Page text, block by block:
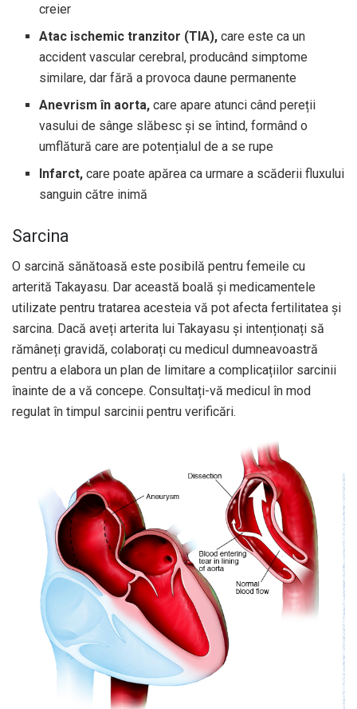
creier
Atac ischemic tranzitor (TIA), care este ca un
accident vascular cerebral, producând simptome
similare, dar fără a provoca daune permanente
Anevrism în aorta, care apare atunci când pereții
vasului de sânge slăbesc și se întind, formând o
umflătură care are potențialul de a se rupe
Infarct, care poate apărea ca urmare a scăderii fluxului
sanguin către inimă
Sarcina
O sarcină sănătoasă este posibilă pentru femeile cu
arterită Takayasu. Dar această boală și medicamentele
utilizate pentru tratarea acesteia vă pot afecta fertilitatea și
sarcina. Dacă aveți arterita lui Takayasu și intenționați să
rămâneți gravidă, colaborați cu medicul dumneavoastră
pentru a elabora un plan de limitare a complicațiilor sarcinii
înainte de a vă concepe. Consultați-vă medicul în mod
regulat în timpul sarcinii pentru verificări.